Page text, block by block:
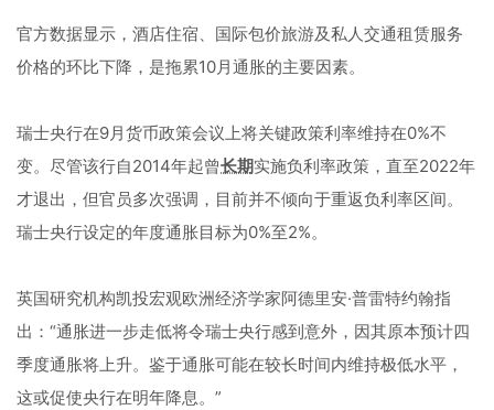
官方数据显示，酒店住宿、国际包价旅游及私人交通租赁服务
价格的环比下降，是拖累10月通胀的主要因素。
瑞士央行在9月货币政策会议上将关键政策利率维持在0%不
变。尽管该行自2014年起曾长期实施负利率政策，直至2022年
才退出，但官员多次强调，目前并不倾向于重返负利率区间。
瑞士央行设定的年度通胀目标为0%至2%。
英国研究机构凯投宏观欧洲经济学家阿德里安·普雷特约翰指
出：“通胀进一步走低将令瑞士央行感到意外，因其原本预计四
季度通胀将上升。鉴于通胀可能在较长时间内维持极低水平，
这或促使央行在明年降息。”